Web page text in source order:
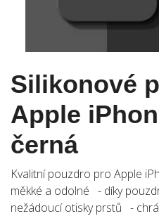
Silikonové
Apple
černá
Kvalitní pouzdro pro
měkké a odolné - díky
nežádoucí otisky prstů -